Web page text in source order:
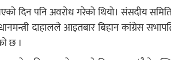
दिन पनि अवरोध गरेको थियो। संसदीय
दाहालले आइतबार बिहान कांग्रेस
छ ।